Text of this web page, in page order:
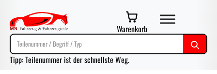
Warenkorb
Tipp: Teilenummer ist der schnellste Weg.